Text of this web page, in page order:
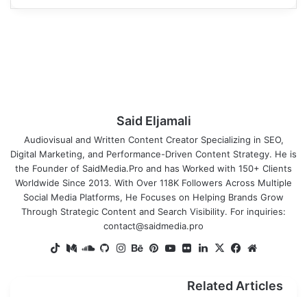
Said Eljamali
Audiovisual and Written Content Creator Specializing in SEO,
Digital Marketing, and Performance-Driven Content Strategy. He is
the Founder of SaidMedia.Pro and has Worked with 150+ Clients
Worldwide Since 2013. With Over 118K Followers Across Multiple
Social Media Platforms, He Focuses on Helping Brands Grow
Through Strategic Content and Search Visibility. For inquiries:
contact@saidmedia.pro
Website
Facebook
X
LinkedIn
Flickr
YouTube
Pinterest
Behance
Instagram
GitHub
SoundCloud
Medium
Related Articles